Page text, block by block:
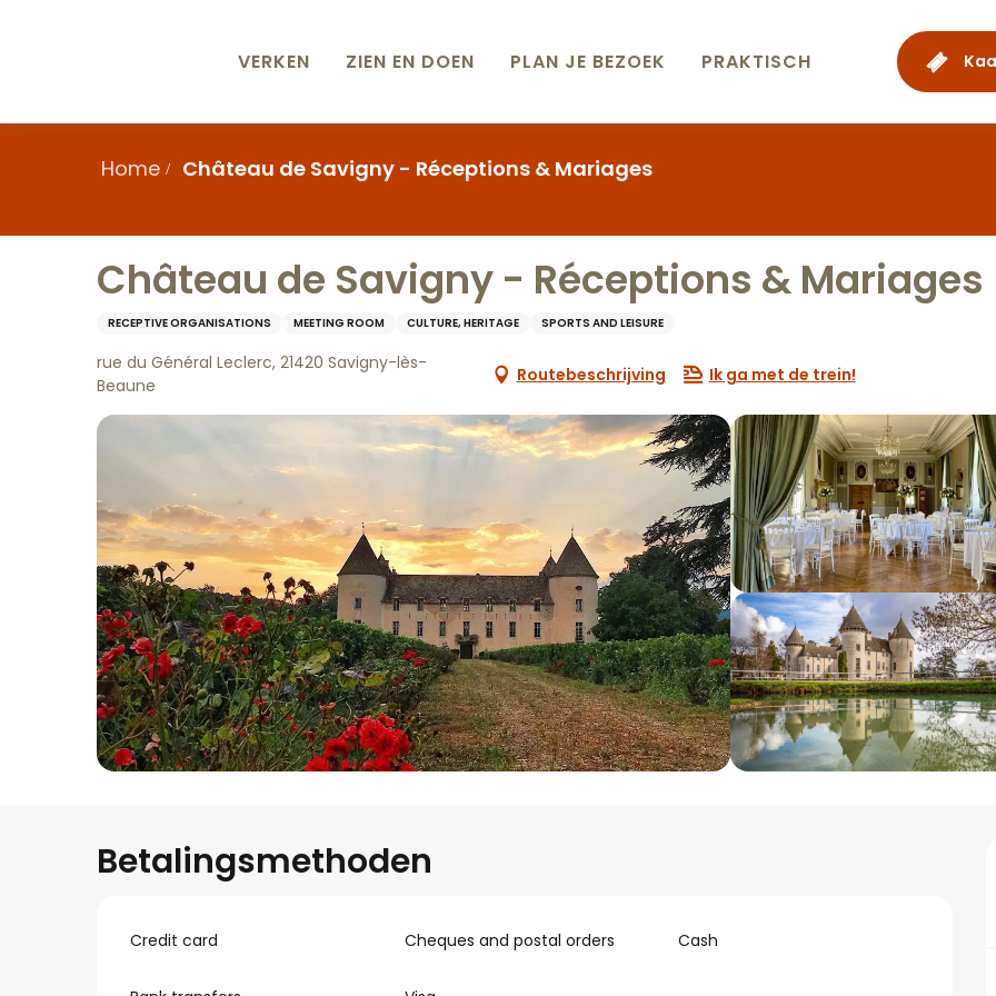
VERKEN ZIEN EN DOEN PLAN JE BEZOEK PRAKTISCH
Home Château de Savigny - Réceptions & Mariages
Château de Savigny - Réceptions & Mariages
RECEPTIVE ORGANISATIONS MEETING ROOM CULTURE, HERITAGE SPORTS AND LEISURE
rue du Général Leclerc, 21420 Savigny-lès-
Beaune
Routebeschrijving Ik ga met de trein!
Betalingsmethoden
Credit card Cheques and postal orders Cash